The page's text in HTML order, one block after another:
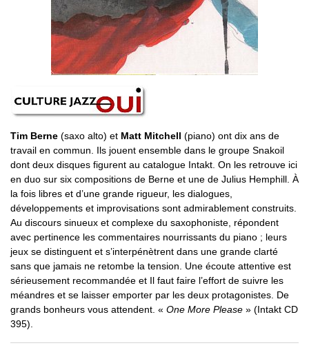
Tim Berne (saxo alto) et Matt Mitchell (piano) ont dix ans de
travail en commun. Ils jouent ensemble dans le groupe Snakoil
dont deux disques figurent au catalogue Intakt. On les retrouve ici
en duo sur six compositions de Berne et une de Julius Hemphill. À
la fois libres et d’une grande rigueur, les dialogues,
développements et improvisations sont admirablement construits.
Au discours sinueux et complexe du saxophoniste, répondent
avec pertinence les commentaires nourrissants du piano ; leurs
jeux se distinguent et s’interpénètrent dans une grande clarté
sans que jamais ne retombe la tension. Une écoute attentive est
sérieusement recommandée et Il faut faire l’effort de suivre les
méandres et se laisser emporter par les deux protagonistes. De
grands bonheurs vous attendent. « One More Please » (Intakt CD
395).